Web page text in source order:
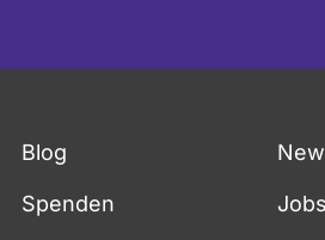
Blog
Spenden Jobs